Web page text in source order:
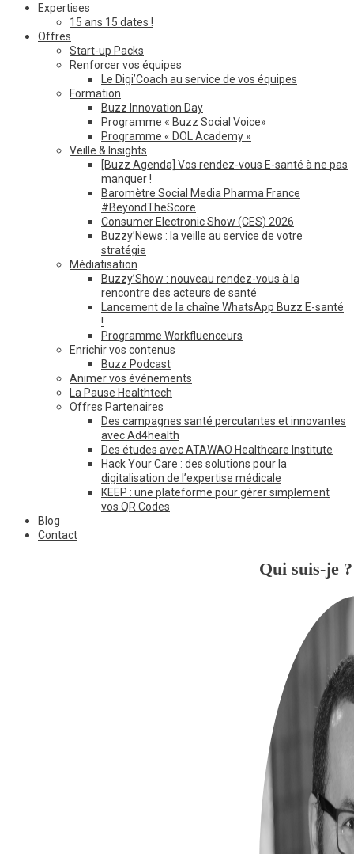
Expertises
15 ans 15 dates !
Offres
Start-up Packs
Renforcer vos équipes
Le Digi’Coach au service de vos équipes
Formation
Buzz Innovation Day
Programme « Buzz Social Voice»
Programme « DOL Academy »
Veille & Insights
[Buzz Agenda] Vos rendez-vous E-santé à ne pas
manquer !
Baromètre Social Media Pharma France
#BeyondTheScore
Consumer Electronic Show (CES) 2026
Buzzy’News : la veille au service de votre
stratégie
Médiatisation
Buzzy’Show : nouveau rendez-vous à la
rencontre des acteurs de santé
Lancement de la chaîne WhatsApp Buzz E-santé
!
Programme Workfluenceurs
Enrichir vos contenus
Buzz Podcast
Animer vos événements
La Pause Healthtech
Offres Partenaires
Des campagnes santé percutantes et innovantes
avec Ad4health
Des études avec ATAWAO Healthcare Institute
Hack Your Care : des solutions pour la
digitalisation de l’expertise médicale
KEEP : une plateforme pour gérer simplement
vos QR Codes
Blog
Contact
Qui suis-je ?